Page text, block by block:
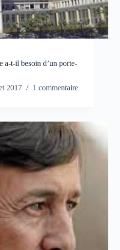
a-t-il besoin d’un porte-
2017 1 commentaire